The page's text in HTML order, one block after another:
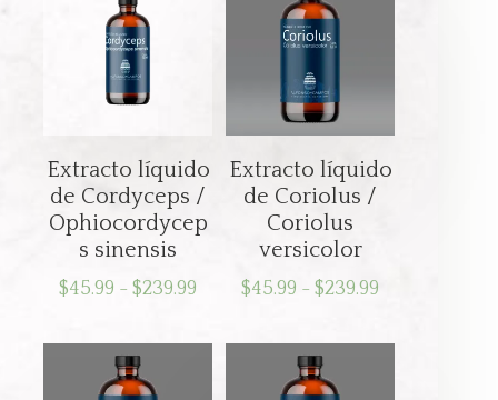
Extracto líquido
de Cordyceps /
Ophiocordycep
s sinensis
$45.99 - $239.99 Rango
precios:
Extracto líquido
de Coriolus /
Coriolus
versicolor
$45.99 - $239.99
precios: